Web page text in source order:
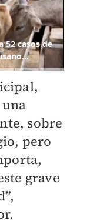
sobre
pero
grave